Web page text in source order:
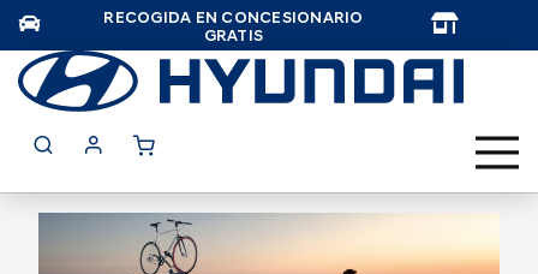
RECOGIDA EN CONCESIONARIO
GRATIS